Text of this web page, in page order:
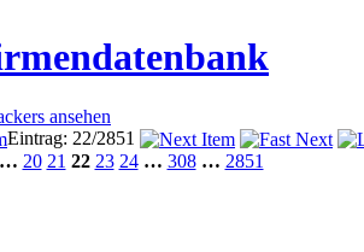
ansehen
Eintrag: 22/2851
… 20 21 22 23 24 … 308 … 2851